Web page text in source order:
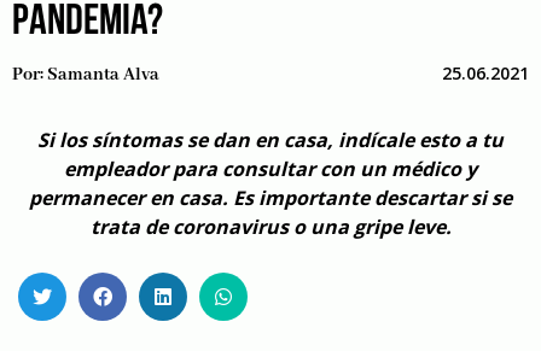
PANDEMIA?
Por:Samanta Alva 25.06.2021
Si los síntomas se dan en casa, indícale esto a tu
empleador para consultar con un médico y
permanecer en casa. Es importante descartar si se
trata de coronavirus o una gripe leve.